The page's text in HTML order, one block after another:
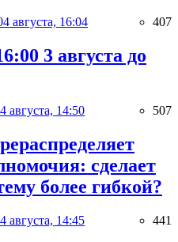
августа, 16:04 407
3 августа до
августа, 14:50 507
сделает
более гибкой?
августа, 14:45 441